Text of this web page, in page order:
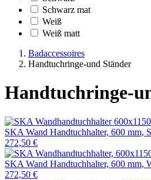
Schwarz mat
Weiß
Weiß matt
Badaccessoires
Handtuchringe-und Ständer
Handtuchringe-
SKA Wand Handtuchhalter, 600 mm,
272,50 €
SKA Wand Handtuchhalter, 600 mm,
272,50 €